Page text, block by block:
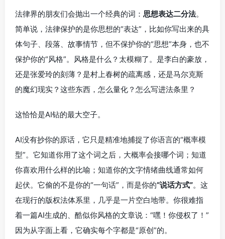
法律界的朋友们会抛出一个经典的词： 思想表达二分法。
简单说，法律保护的是你思想的“表达”，比如你写出来的具
体句子、段落、故事情节，但不保护你的“思想”本身，也不
保护你的“风格”。风格是什么？太模糊了。是李白的豪放，
还是张爱玲的刻薄？是村上春树的疏离感，还是马尔克斯
的魔幻现实？这些东西，怎么量化？怎么写进法条里？
这恰恰是AI钻的最大空子。
AI没有抄你的原话，它只是精准地捕捉了你语言的“概率模
型”。它知道你用了这个词之后，大概率会接哪个词；知道
你喜欢用什么样的比喻；知道你的文字情绪曲线通常如何
起伏。它偷的不是你的“一句话”，而是你的“说话方式”。这
在现行的版权法体系里，几乎是一片空白地带。你很难指
着一篇AI生成的、酷似你风格的文章说：“嘿！你侵权了！”
因为从字面上看，它确实每个字都是“原创”的。